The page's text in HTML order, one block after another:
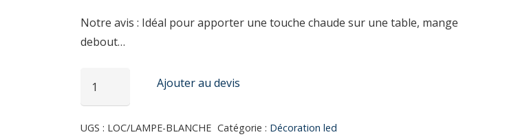
Notre avis : Idéal pour apporter une touche chaude sur une table, mange
debout…
de
Ajouter au devis
UGS : LOC/LAMPE-BLANCHE Catégorie : Décoration led